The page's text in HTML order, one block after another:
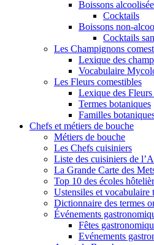
Boissons
Cocktails
Boissons non-
Cocktails
Les Champignons
Lexique des
Vocabulaire
Les Fleurs comestibles
Lexique des
Termes botaniques
Familles
Chefs et métiers de bouche
Métiers de bouche
Les Chefs cuisiniers
Liste des cuisiniers de
La Grande Carte des
Top 10 des écoles
Ustensiles et vocabulaire
Dictionnaire des termes
Événements
Fêtes
Evénements